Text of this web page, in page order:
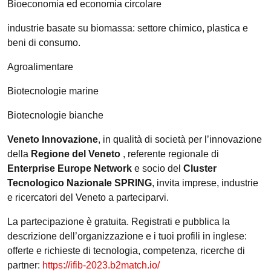
Bioeconomia ed economia circolare
industrie basate su biomassa: settore chimico, plastica e
beni di consumo.
Agroalimentare
Biotecnologie marine
Biotecnologie bianche
Veneto Innovazione, in qualità di società per l’innovazione
della Regione del Veneto , referente regionale di
Enterprise Europe Network e socio del Cluster
Tecnologico Nazionale SPRING, invita imprese, industrie
e ricercatori del Veneto a parteciparvi.
La partecipazione è gratuita. Registrati e pubblica la
descrizione dell’organizzazione e i tuoi profili in inglese:
offerte e richieste di tecnologia, competenza, ricerche di
partner: https://ifib-2023.b2match.io/